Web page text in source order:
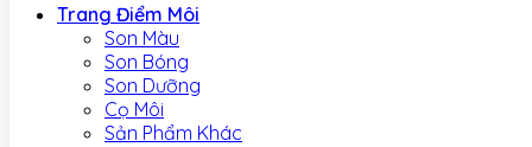
Trang Điểm Môi
Son Màu
Son Bóng
Son Dưỡng
Cọ Môi
Sản Phẩm Khác